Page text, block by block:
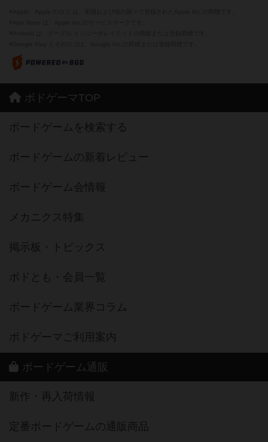
ボドゲーマTOP
ボードゲームを検索する
ボードゲームの新着レビュー
ボードゲーム会情報
メカニクス特集
掲示板・トピックス
ボドとも・会員一覧
ボードゲーム業界コラム
ボドゲーマご利用案内
ボードゲーム通販
新作・再入荷情報
定番ボードゲームの通販商品